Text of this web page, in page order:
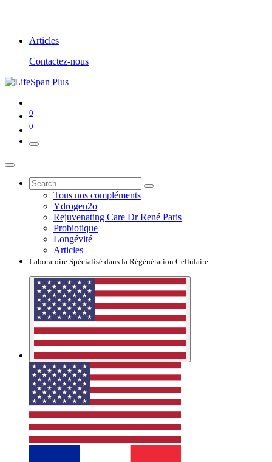
Articles
Contactez-nous
0
0
Tous nos compléments
Ydrogen2o
Rejuvenating Care Dr René Paris
Probiotique
Longévité
Articles
Laboratoire Spécialisé dans la Régénération Cellulaire